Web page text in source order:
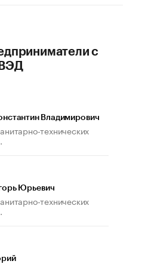
с
Владимирович
технических
Юрьевич
технических